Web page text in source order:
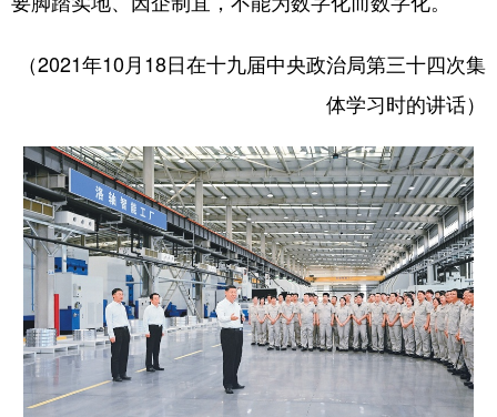
（2021年10月18日在十九届中央政治局第三十四次集
体学习时的讲话）